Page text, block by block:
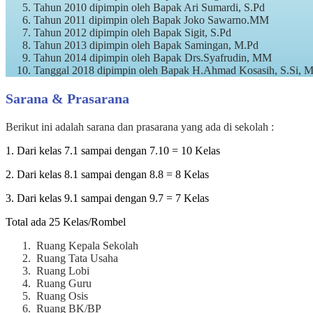
Tahun 2010 dipimpin oleh Bapak Ari Sumardi, S.Pd
Tahun 2011 dipimpin oleh Bapak Joko Sawarno.MM
Tahun 2012 dipimpin oleh Bapak Sigit, S.Pd
Tahun 2013 dipimpin oleh Bapak Samingan, M.Pd
Tahun 2014 dipimpin oleh Bapak Drs.Syafrudin, MM
Tanggal 2018 dipimpin oleh Bapak H.Ahmad Kosasih, S.Si,
Sarana & Prasarana
Berikut ini adalah sarana dan prasarana yang ada di sekolah :
1. Dari kelas 7.1 sampai dengan 7.10 = 10 Kelas
2. Dari kelas 8.1 sampai dengan 8.8 = 8 Kelas
3. Dari kelas 9.1 sampai dengan 9.7 = 7 Kelas
Total ada 25 Kelas/Rombel
Ruang Kepala Sekolah
Ruang Tata Usaha
Ruang Lobi
Ruang Guru
Ruang Osis
Ruang BK/BP